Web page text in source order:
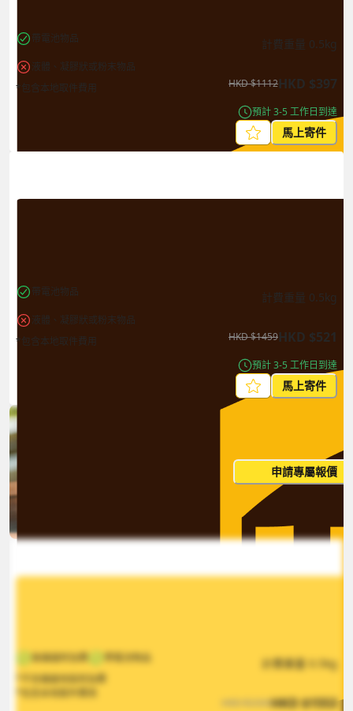
帶電池物品
液體、凝膠狀或粉末物品
*包含本地取件費用
計費重量 0.5kg
HKD$1112HKD $397
預計 3-5 工作日到達
馬上寄件
帶電池物品
液體、凝膠狀或粉末物品
*包含本地取件費用
計費重量 0.5kg
HKD$1459HKD $521
預計 3-5 工作日到達
馬上寄件
申請專屬報價
無偏遠附加費
帶電池物品
*不含偏遠地區附加費
*包含本地取件費用
計費重量 0.5kg
2330HKD$1553